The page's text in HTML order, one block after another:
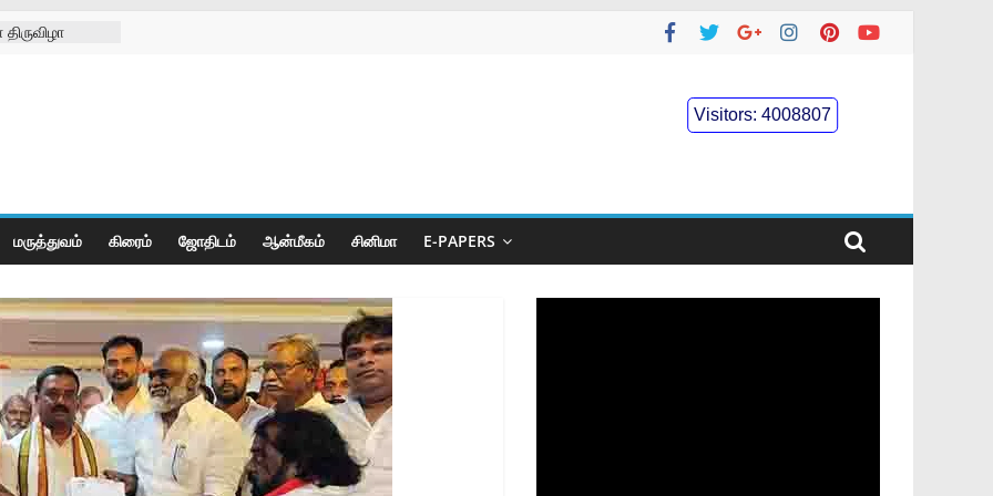
போட்டிகள்
Visitors:4008807
மருத்துவம் கிரைம் ஜோ‌திட‌ம் ஆன்மீகம் சினிமா E-PAPERS